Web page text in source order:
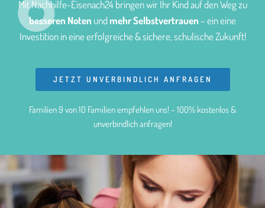
Mit Nachhilfe-Eisenach24 bringen wir Ihr Kind auf den Weg zu
besseren Noten undmehr Selbstvertrauen – ein eine
Investition in eine erfolgreiche & sichere, schulische Zukunft!
JETZT UNVERBINDLICH ANFRAGEN
Familien 9 von 10 Familien empfehlen uns! – 100% kostenlos &
unverbindlich anfragen!